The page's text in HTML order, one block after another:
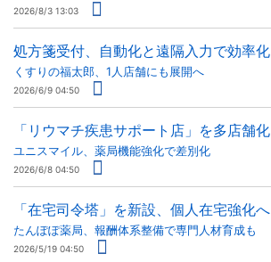
2026/8/3 13:03
処方箋受付、自動化と遠隔入力で効率化
くすりの福太郎、1人店舗にも展開へ
2026/6/9 04:50
「リウマチ疾患サポート店」を多店舗化
ユニスマイル、薬局機能強化で差別化
2026/6/8 04:50
「在宅司令塔」を新設、個人在宅強化へ
たんぽぽ薬局、報酬体系整備で専門人材育成も
2026/5/19 04:50